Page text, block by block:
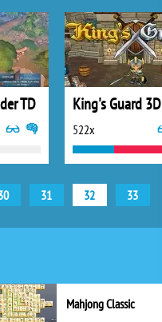
TD King's Guard 3D
522x
31 32 33
Mahjong Classic